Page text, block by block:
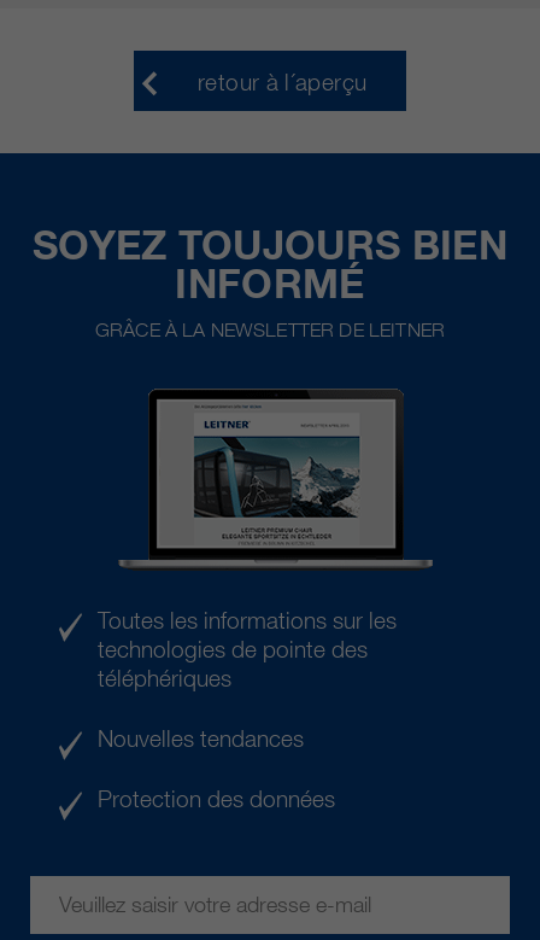
retour à l´aperçu
SOYEZ TOUJOURS BIEN
INFORMÉ
GRÂCE À LA NEWSLETTER DE LEITNER
Toutes les informations sur les
technologies de pointe des
téléphériques
Nouvelles tendances
Protection des données